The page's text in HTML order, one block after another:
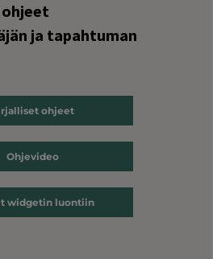
ja tapahtuman
ohjeet
Ohjevideo
widgetin luontiin